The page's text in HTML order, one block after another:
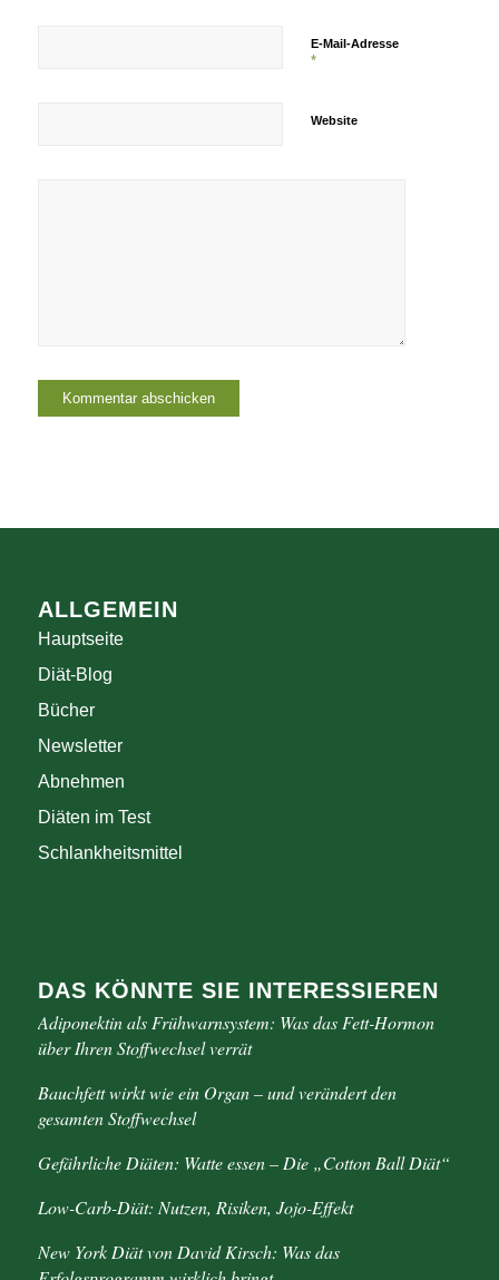
E-Mail-Adresse
*
Website
ALLGEMEIN
Hauptseite
Diät-Blog
Bücher
Newsletter
Abnehmen
Diäten im Test
Schlankheitsmittel
DAS KÖNNTE SIE INTERESSIEREN
Adiponektin als Frühwarnsystem: Was das Fett-Hormon
über Ihren Stoffwechsel verrät
Bauchfett wirkt wie ein Organ – und verändert den
gesamten Stoffwechsel
Gefährliche Diäten: Watte essen – Die „Cotton Ball Diät“
Low-Carb-Diät: Nutzen, Risiken, Jojo-Effekt
New York Diät von David Kirsch: Was das